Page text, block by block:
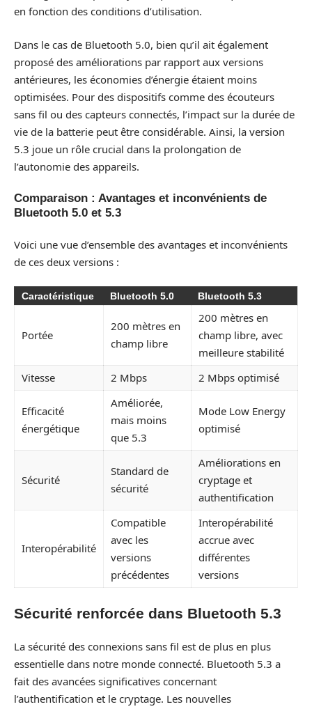
en fonction des conditions d’utilisation.
Dans le cas de Bluetooth 5.0, bien qu’il ait également
proposé des améliorations par rapport aux versions
antérieures, les économies d’énergie étaient moins
optimisées. Pour des dispositifs comme des écouteurs
sans fil ou des capteurs connectés, l’impact sur la durée de
vie de la batterie peut être considérable. Ainsi, la version
5.3 joue un rôle crucial dans la prolongation de
l’autonomie des appareils.
Comparaison : Avantages et inconvénients de
Bluetooth 5.0 et 5.3
Voici une vue d’ensemble des avantages et inconvénients
de ces deux versions :
Caractéristique Bluetooth 5.0 Bluetooth 5.3
Portée
200 mètres en
champ libre
200 mètres en
champ libre, avec
meilleure stabilité
Vitesse
2 Mbps 2 Mbps optimisé
Efficacité
énergétique
Améliorée,
mais moins
que 5.3
Mode Low Energy
optimisé
Sécurité
Standard de
sécurité
Améliorations en
cryptage et
authentification
Interopérabilité
Compatible
avec les
versions
précédentes
Interopérabilité
accrue avec
différentes
versions
Sécurité renforcée dans Bluetooth 5.3
La sécurité des connexions sans fil est de plus en plus
essentielle dans notre monde connecté. Bluetooth 5.3 a
fait des avancées significatives concernant
l’authentification et le cryptage. Les nouvelles